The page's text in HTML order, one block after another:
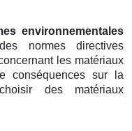
environnementales
normes directives
les matériaux
conséquences sur la
des matériaux